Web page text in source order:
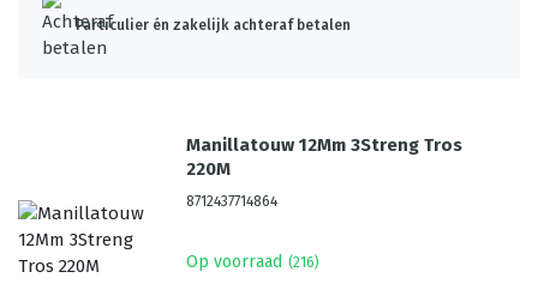
Particulier én zakelijk achteraf betalen
Manillatouw 12Mm 3Streng Tros
220M
8712437714864
Op voorraad (216)